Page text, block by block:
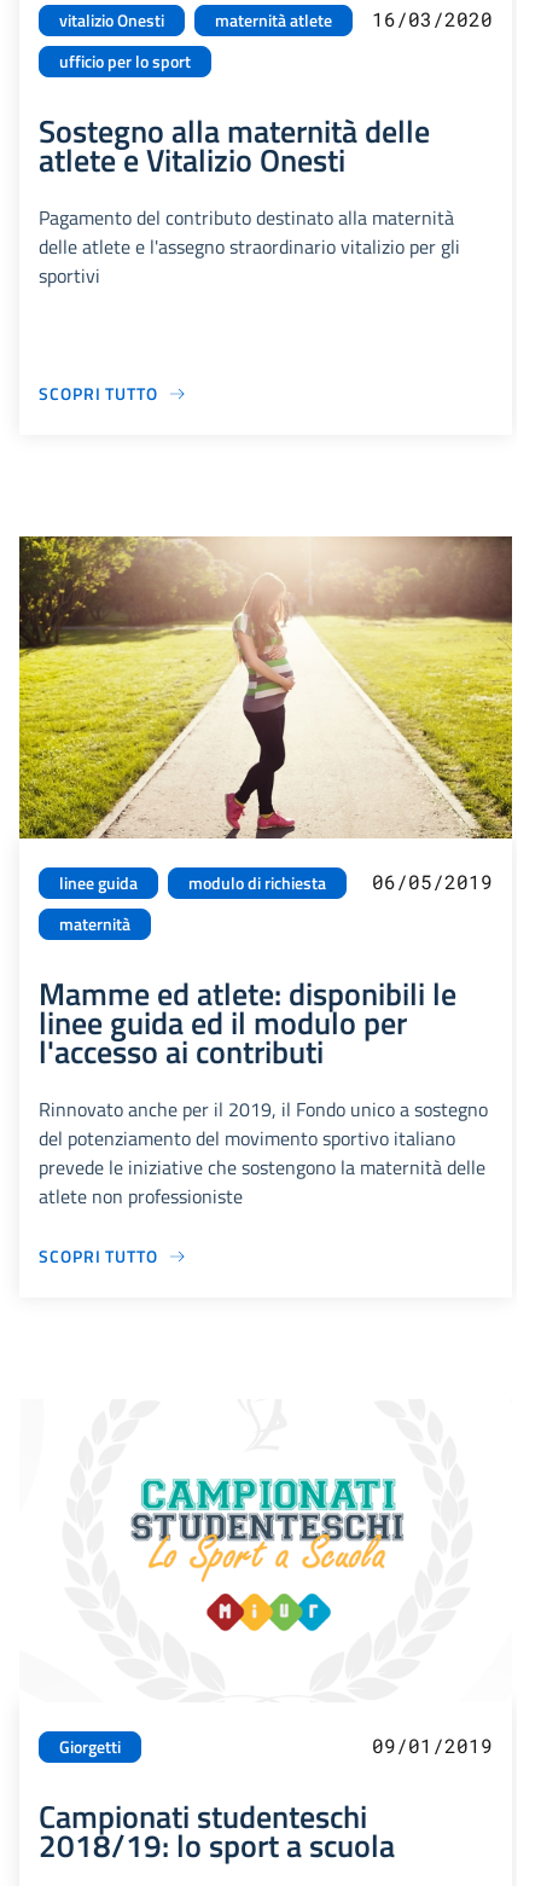
vitalizio Onesti
maternità atlete
ufficio per lo sport
16/03/2020
Sostegno alla maternità delle
atlete e Vitalizio Onesti
Pagamento del contributo destinato alla maternità
delle atlete e l'assegno straordinario vitalizio per gli
sportivi
SCOPRI TUTTO
linee guida
modulo di richiesta
maternità
06/05/2019
Mamme ed atlete: disponibili le
linee guida ed il modulo per
l'accesso ai contributi
Rinnovato anche per il 2019, il Fondo unico a sostegno
del potenziamento del movimento sportivo italiano
prevede le iniziative che sostengono la maternità delle
atlete non professioniste
SCOPRI TUTTO
Giorgetti 09/01/2019
Campionati studenteschi
2018/19: lo sport a scuola